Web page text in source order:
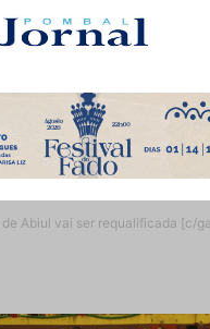
de Abiul vai ser requalificada [c/